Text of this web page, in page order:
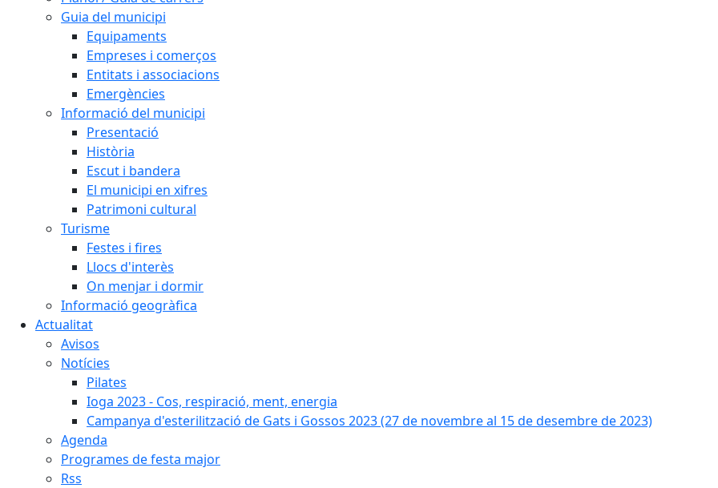
Guia del municipi
Equipaments
Empreses i comerços
Entitats i associacions
Emergències
Informació del municipi
Presentació
Història
Escut i bandera
El municipi en xifres
Patrimoni cultural
Turisme
Festes i fires
Llocs d'interès
On menjar i dormir
Informació geogràfica
Actualitat
Avisos
Notícies
Pilates
Ioga 2023 - Cos, respiració, ment, energia
Campanya d'esterilització de Gats i Gossos 2023 (27 de novembre al 15 de desembre de 2023)
Agenda
Programes de festa major
Rss